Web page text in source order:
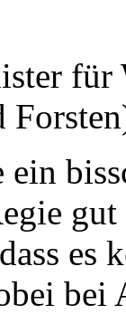
für
ein
es
bei